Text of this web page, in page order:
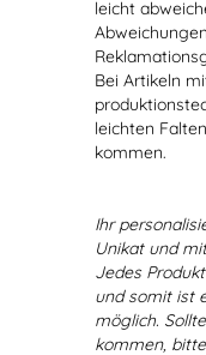
leicht
Bei Artikeln
leichten
kommen.
Ihr
Unikat und
Jedes
und somit ist
möglich.
kommen,